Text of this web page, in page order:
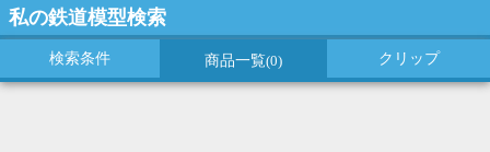
私の鉄道模型検索
検索条件 商品一覧(0) クリップ